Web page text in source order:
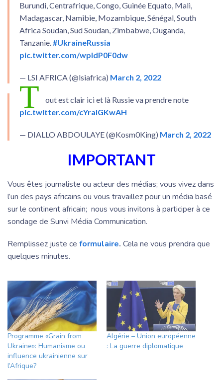
Burundi, Centrafrique, Congo, Guinée Equato, Mali,
Madagascar, Namibie, Mozambique, Sénégal, South
Africa Soudan, Sud Soudan, Zimbabwe, Ouganda,
Tanzanie.#UkraineRussia
pic.twitter.com/wpldP0F0dw
— LSI AFRICA (@lsiafrica) March 2, 2022
T
out est clair ici et là Russie va prendre note
pic.twitter.com/cYralGKwAH
— DIALLO ABDOULAYE (@Kosm0King) March 2, 2022
IMPORTANT
Vous êtes journaliste ou acteur des médias; vous vivez dans
l’un des pays africains ou vous travaillez pour un média basé
sur le continent africain; nous vous invitons à participer à ce
sondage de Sunvi Média Communication.
Remplissez juste ce formulaire. Cela ne vous prendra que
quelques minutes.
Programme «Grain from
Ukraine»: Humanisme ou
influence ukrainienne sur
l’Afrique?
Algérie – Union européenne
: La guerre diplomatique